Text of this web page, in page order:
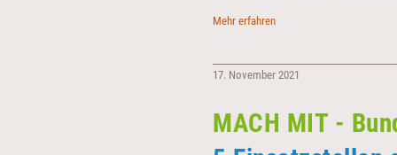
Mehr erfahrenCrowdfundingprojekt
17. November 2021
MACH MIT -